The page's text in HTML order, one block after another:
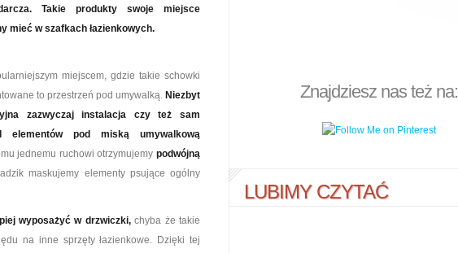
Takie produkty swoje miejsce
mieć w szafkach łazienkowych.
miejscem, gdzie takie schowki
to przestrzeń pod umywalką. Niezbyt
zazwyczaj instalacja czy też sam
elementów pod miską umywalkową
jednemu ruchowi otrzymujemypodwójną
maskujemy elementy psujące ogólny
wyposażyć w drzwiczki,chyba że takie
na inne sprzęty łazienkowe. Dzięki tej
Znajdziesz nas też na:
LUBIMY CZYTAĆ